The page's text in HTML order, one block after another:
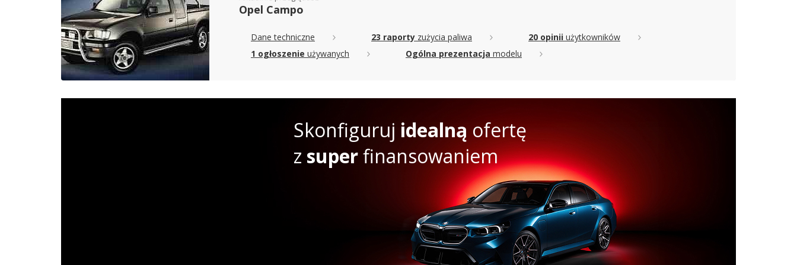
Opel Campo
Dane techniczne 23 raporty zużycia paliwa 20 opinii użytkowników
1 ogłoszenie używanych Ogólna prezentacja modelu
Skonfiguruj idealną ofertę
z superfinansowaniem